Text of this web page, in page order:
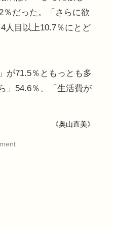
％だった。「さらに欲
人目以上10.7％にとど
が71.5％ともっとも多
」54.6％、「生活費が
《奥山直美》